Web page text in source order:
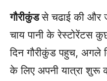
गौरीकुंडसे चढाई की और
चाय पानी के रेस्टोरेंटस
दिन गौरीकुंड पहुच, अगले
के लिए अपनी यात्रा